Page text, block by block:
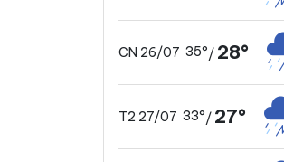
CN 26/07 35°/ 28°
T2 27/07 33°/ 27°